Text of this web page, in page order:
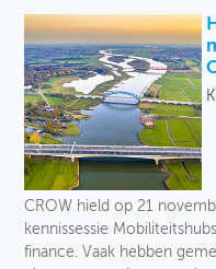
CROW hield op 21
kennissessie
finance. Vaak hebben